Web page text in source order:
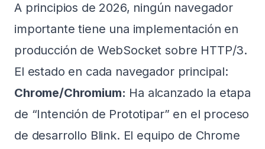
A principios de 2026, ningún navegador
importante tiene una implementación en
producción de WebSocket sobre HTTP/3.
El estado en cada navegador principal:
Chrome/Chromium: Ha alcanzado la etapa
de “Intención de Prototipar” en el proceso
de desarrollo Blink. El equipo de Chrome